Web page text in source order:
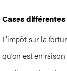
Cases différentes
L’impôt sur la
qu’on est en